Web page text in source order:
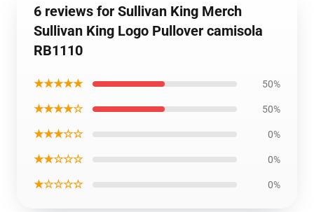
6 reviews for Sullivan King Merch
Sullivan King Logo Pullover camisola
RB1110
★★★★★ 50%
★★★★☆ 50%
★★★☆☆ 0%
★★☆☆☆ 0%
★☆☆☆☆ 0%